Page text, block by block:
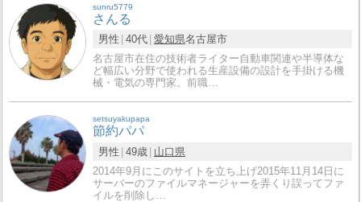
sunru5779
さんる
男性 40代 愛知県名古屋市
名古屋市在住の技術者ライター自動車関連や半導体な
ど幅広い分野で使われる生産設備の設計を手掛ける機
械・電気の専門家。前職…
setsuyakupapa
節約パパ
男性 49歳
山口県
2014年9月にこのサイトを立ち上げ2015年11月14日に
サーバーのファイルマネージャーを弄くり誤ってファ
イルを削除し…